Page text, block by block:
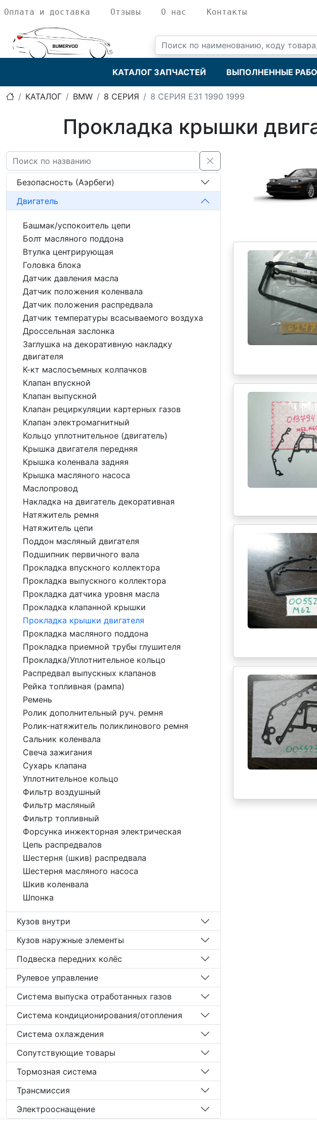
Оплата и доставка Отзывы О нас Контакты
КАТАЛОГ ЗАПЧАСТЕЙ ВЫПОЛНЕННЫЕ
КАТАЛОГ BMW 8 СЕРИЯ 8 СЕРИЯ E31 1990 1999
Прокладка крышки
Безопасность (Аэрбеги)
Двигатель
Башмак/успокоитель цепи
Болт масляного поддона
Втулка центрирующая
Головка блока
Датчик давления масла
Датчик положения коленвала
Датчик положения распредвала
Датчик температуры всасываемого воздуха
Дроссельная заслонка
Заглушка на декоративную накладку
двигателя
К-кт маслосъемных колпачков
Клапан впускной
Клапан выпускной
Клапан рециркуляции картерных газов
Клапан электромагнитный
Кольцо уплотнительное (двигатель)
Крышка двигателя передняя
Крышка коленвала задняя
Крышка масляного насоса
Маслопровод
Накладка на двигатель декоративная
Натяжитель ремня
Натяжитель цепи
Поддон масляный двигателя
Подшипник первичного вала
Прокладка впускного коллектора
Прокладка выпускного коллектора
Прокладка датчика уровня масла
Прокладка клапанной крышки
Прокладка крышки двигателя
Прокладка масляного поддона
Прокладка приемной трубы глушителя
Прокладка/Уплотнительное кольцо
Распредвал выпускных клапанов
Рейка топливная (рампа)
Ремень
Ролик дополнительный руч. ремня
Ролик-натяжитель поликлинового ремня
Сальник коленвала
Свеча зажигания
Сухарь клапана
Уплотнительное кольцо
Фильтр воздушный
Фильтр масляный
Фильтр топливный
Форсунка инжекторная электрическая
Цепь распредвалов
Шестерня (шкив) распредвала
Шестерня масляного насоса
Шкив коленвала
Шпонка
Кузов внутри
Кузов наружные элементы
Подвеска передних колёс
Рулевое управление
Система выпуска отработанных газов
Система кондиционирования/отопления
Система охлаждения
Сопутствующие товары
Тормозная система
Трансмиссия
Электрооснащение